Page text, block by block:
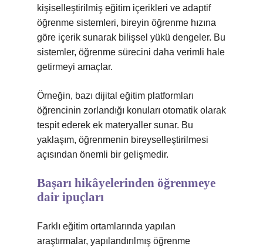
kişiselleştirilmiş eğitim içerikleri ve adaptif
öğrenme sistemleri, bireyin öğrenme hızına
göre içerik sunarak bilişsel yükü dengeler. Bu
sistemler, öğrenme sürecini daha verimli hale
getirmeyi amaçlar.
Örneğin, bazı dijital eğitim platformları
öğrencinin zorlandığı konuları otomatik olarak
tespit ederek ek materyaller sunar. Bu
yaklaşım, öğrenmenin bireyselleştirilmesi
açısından önemli bir gelişmedir.
Başarı hikâyelerinden öğrenmeye
dair ipuçları
Farklı eğitim ortamlarında yapılan
araştırmalar, yapılandırılmış öğrenme